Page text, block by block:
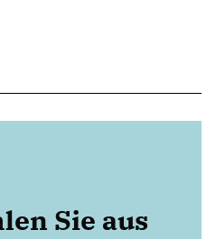
Landtag
PotsdamSie aus